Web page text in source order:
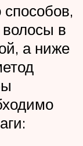
волосы в
а ниже